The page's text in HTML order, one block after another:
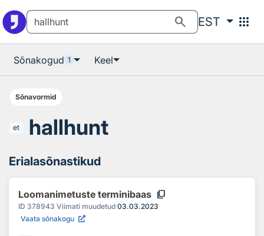
search EST apps
Sõnakogud 1 Keel
Sõnavormid
et hallhunt
Erialasõnastikud
Loomanimetuste terminibaas content_copy
ID 378943 Viimati muudetud 03.03.2023
Vaata sõnakogu